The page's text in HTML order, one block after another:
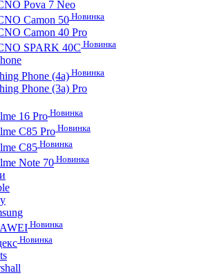
Pova 7 Neo
Camon 50 Новинка
Camon 40 Pro
SPARK 40C Новинка
Phone (4a) Новинка
Phone (3a) Pro
16 ProНовинка
C85 ProНовинка
C85 Новинка
Note 70 Новинка
Новинка
Новинка